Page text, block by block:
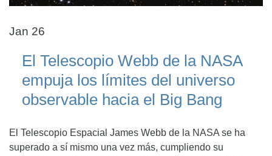
Jan 26
El Telescopio Webb de la NASA
empuja los límites del universo
observable hacia el Big Bang
El Telescopio Espacial James Webb de la NASA se ha
superado a sí mismo una vez más, cumpliendo su